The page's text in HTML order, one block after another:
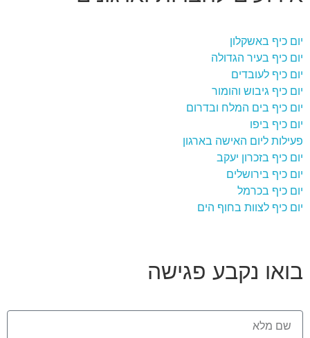
יום כיף באשקלון
יום כיף בעיר הגדולה
יום כיף לעובדים
יום כיף גיבוש והומור
יום כיף בים המלח ובדרום
יום כיף ביפו
פעילות ליום האישה בארגון
יום כיף בזכרון יעקב
יום כיף בירושלים
יום כיף בכרמל
יום כיף לצוות בחוף הים
בואו נקבע פגישה